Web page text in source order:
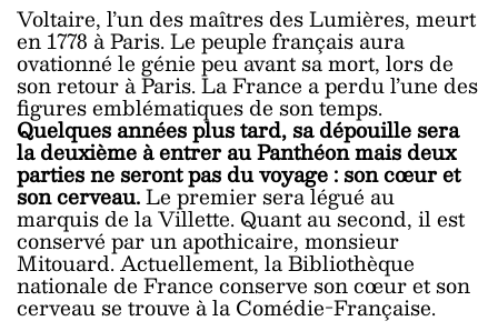
Voltaire, l’un des maîtres des Lumières, meurt
en 1778 à Paris. Le peuple français aura
ovationné le génie peu avant sa mort, lors de
son retour à Paris. La France a perdu l’une des
figures emblématiques de son temps.
Quelques années plus tard, sa dépouille sera
la deuxième à entrer au Panthéon mais deux
parties ne seront pas du voyage : son cœur et
son cerveau.Le premier sera légué au
marquis de la Villette. Quant au second, il est
conservé par un apothicaire, monsieur
Mitouard. Actuellement, la Bibliothèque
nationale de France conserve son cœur et son
cerveau se trouve à la Comédie-Française.